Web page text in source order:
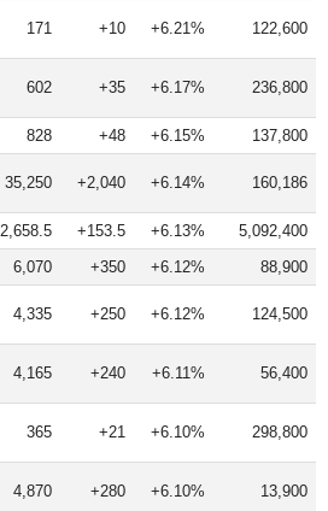
171 +10 +6.21% 122,600
602 +35 +6.17% 236,800
828 +48 +6.15% 137,800
35,250 +2,040 +6.14% 160,186
2,658.5 +153.5 +6.13%
5,092,400
6,070 +350 +6.12% 88,900
4,335 +250 +6.12% 124,500
4,165 +240 +6.11% 56,400
365 +21 +6.10% 298,800
4,870 +280 +6.10% 13,900